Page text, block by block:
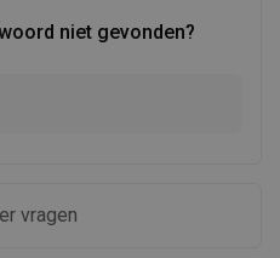
niet gevonden?
vragen